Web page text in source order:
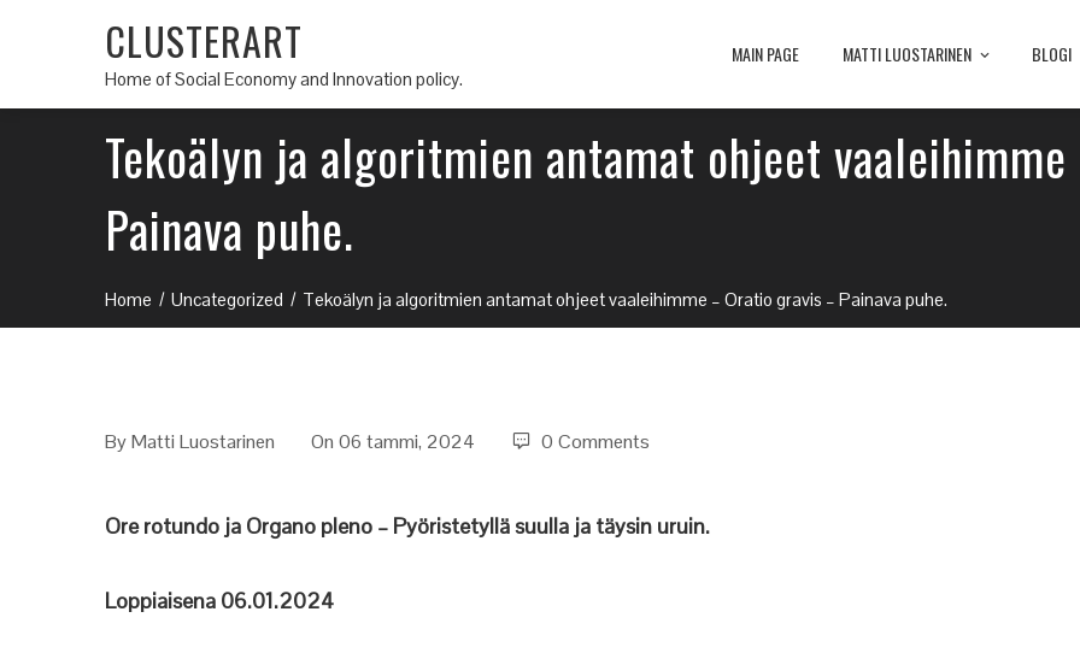
CLUSTERART
Home of Social Economy and Innovation policy.
MAIN PAGE MATTI LUOSTARINEN BLOGI
Tekoälyn ja algoritmien antamat ohjeet
Painava puhe.
Home Uncategorized Tekoälyn ja algoritmien antamat ohjeet vaaleihimme – Oratio gravis – Painava puhe.
ByMatti Luostarinen On 06 tammi, 2024 0 Comments
Ore rotundo ja Organo pleno – Pyöristetyllä suulla ja täysin uruin.
Loppiaisena 06.01.2024